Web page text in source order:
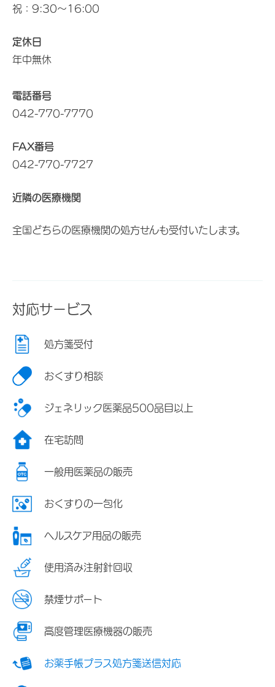
祝：9:30～16:00
定休日
年中無休
電話番号
042-770-7770
FAX番号
042-770-7727
近隣の医療機関
全国どちらの医療機関の処方せんも受付いたします。
対応サービス
処方箋受付
おくすり相談
ジェネリック医薬品500品目以上
在宅訪問
一般用医薬品の販売
おくすりの一包化
ヘルスケア用品の販売
使用済み注射針回収
禁煙サポート
高度管理医療機器の販売
お薬手帳プラス処方箋送信対応